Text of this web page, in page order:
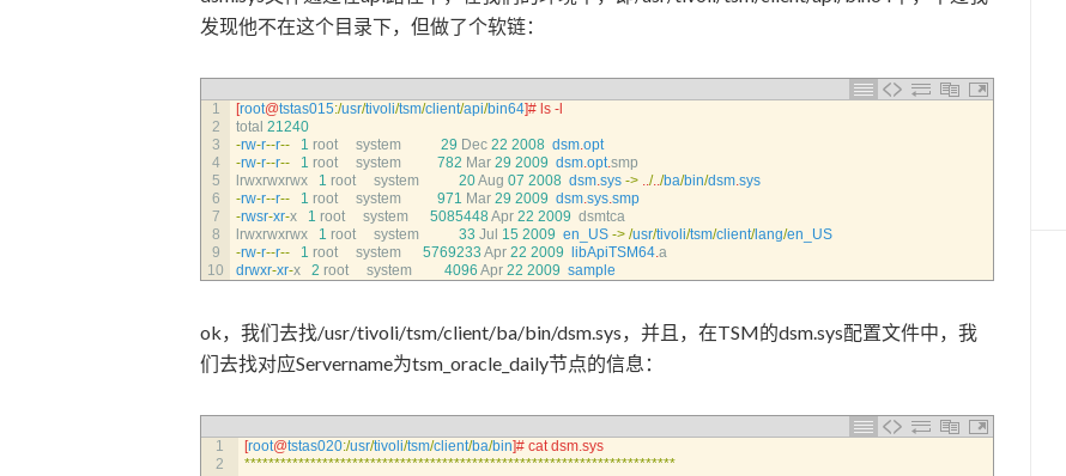
发现他不在这个目录下，但做了个软链：
1
2
3
4
5
6
7
8
9
10
[root@tstas015:/usr/tivoli/tsm/client/api/bin64]# ls -l
total 21240
-rw-r--r-- 1 root system 29 Dec 22 2008 dsm.opt
-rw-r--r-- 1 root system 782 Mar 29 2009 dsm.opt.smp
lrwxrwxrwx
1 root system 20Aug 07 2008 dsm.sys -> ../../ba/bin/dsm.sys
-rw-r--r-- 1 root system 971 Mar 29 2009 dsm.sys.smp
-rwsr-xr-x 1 root system 5085448Apr 22 2009 dsmtca
lrwxrwxrwx
1 root system 33 Jul 15 2009 en_US -> /usr/tivoli/tsm/client/lang/en_US
-rw-r--r-- 1 root system 5769233 Apr 22 2009 libApiTSM64.a
drwxr-xr-x 2 root system 4096 Apr 22 2009 sample
ok，我们去找/usr/tivoli/tsm/client/ba/bin/dsm.sys，并且，在TSM的dsm.sys配置文件中，我
们去找对应Servername为tsm_oracle_daily节点的信息：
1
2
[root@tstas020:/usr/tivoli/tsm/client/ba/bin]# cat dsm.sys
************************************************************************